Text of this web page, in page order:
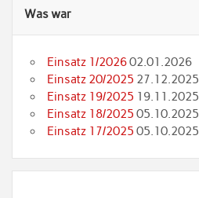
Was war
Einsatz 1/202602.01.2026
Einsatz 20/2025 27.12.2025
Einsatz 19/2025 19.11.2025
Einsatz 18/2025 05.10.2025
Einsatz 17/2025 05.10.2025